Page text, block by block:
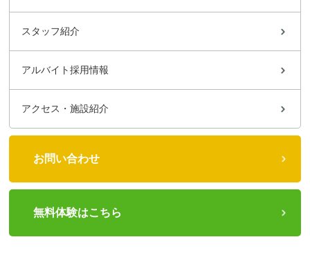
スタッフ紹介
アルバイト採用情報
アクセス・施設紹介
お問い合わせ
無料体験はこちら